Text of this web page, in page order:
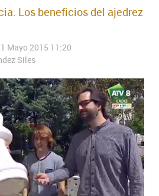
Los beneficios del ajedrez
Mayo 2015 11:20
Siles